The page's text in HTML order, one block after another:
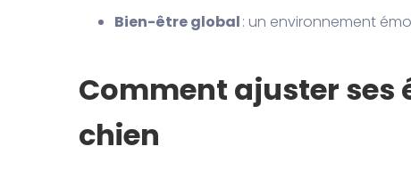
Bien-être global: un environnement
Comment ajuster ses
chien